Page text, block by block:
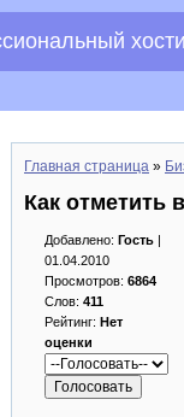
Главная страница »
Как отметить
Добавлено: Гость |
01.04.2010
Просмотров: 6864
Слов: 411
Рейтинг: Нет
оценки